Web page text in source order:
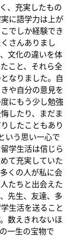
、充実したもの
に語学力は上が
でしか経験でき
さんありまし
文化の違いを体
こと、それら全
なりました。自
や自分の意見を
にもう少し勉強
したり、まだま
したこともあり
いう思い一心で
学生活は信じら
て充実していた
くの人が私に会
たちと出会えた
先生、友達、多
生活を送ること
数えきれないほ
一生の宝物で